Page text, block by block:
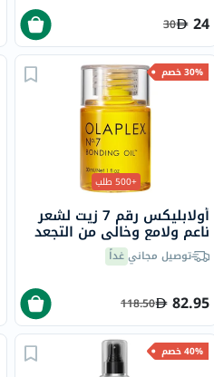
24
30
30% خصم
+500 طلب
أولابليكس رقم 7 زيت لشعر
ناعم ولامع وخالي من التجعد
30 ملتوصيل مجانيغداً
82.95
118.50
40% خصم